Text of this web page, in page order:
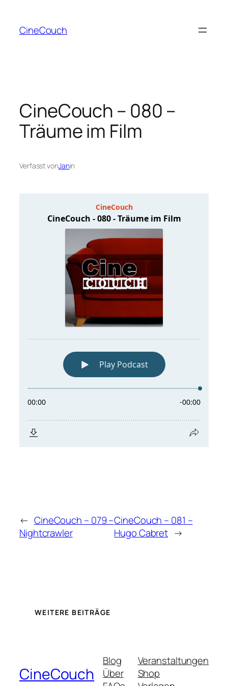
springen
CineCouch
CineCouch – 080 –
Träume im Film
Verfasst vonJanin
← CineCouch – 079 –
Nightcrawler
CineCouch – 081 –
Hugo Cabret →
WEITERE BEITRÄGE
CineCouch
Blog
Über
Veranstaltungen
Shop